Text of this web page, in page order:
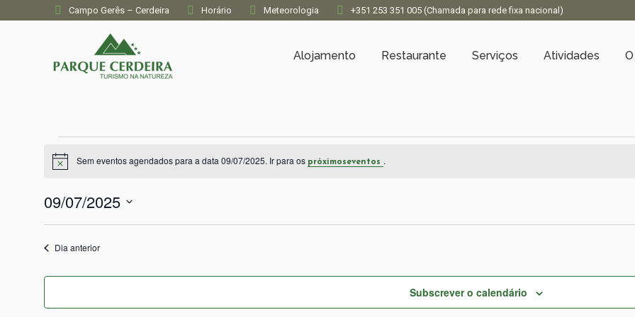
Campo Gerês – Cerdeira Horário Meteorologia +351 253 351 005 (Chamada para rede fixa nacional)
Alojamento Restaurante Serviços Atividades
Eventos
for
09/07/2025
Aviso Sem eventos agendados para a data 09/07/2025. Ir para os próximoseventos .
09/07/2025
data.Dia anterior
Subscrever o calendário